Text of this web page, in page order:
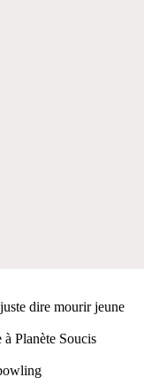
dire mourir jeune
à Planète Soucis